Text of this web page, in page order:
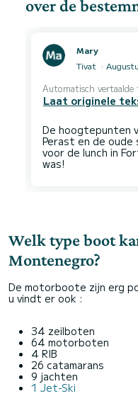
over de
Mary
Tivat
Automatisch vertaalde
Laat originele
De hoogtepunten
Perast en de
voor de lunch in
Welk type boot
Montenegro?
De motorboote zijn erg
u vindt er ook :
34 zeilboten
64 motorboten
4 RIB
26 catamarans
9 jachten
1 Jet-Ski